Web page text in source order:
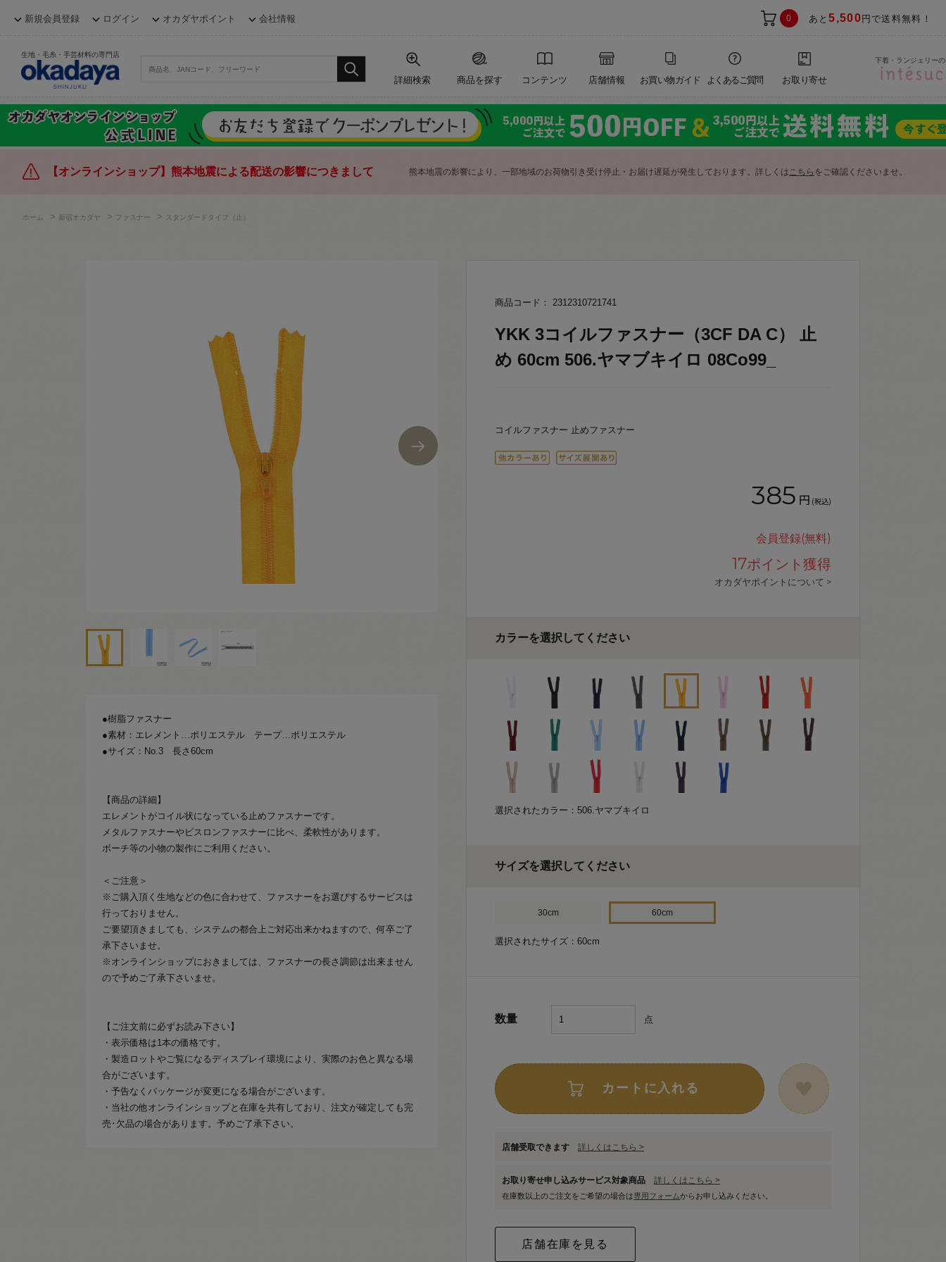
新規会員登録 ログイン オカダヤポイント 会社情報 0 あと5,500 円で送料無料！
生地・毛糸・手芸材料の専門店
詳細検索 商品を探す コンテンツ 店舗情報 お買い物ガイド よくあるご質問 お取り寄せ
下着・ランジェリー
【オンラインショップ】熊本地震による配送の影響につきまして 熊本地震の影響により、一部地域のお荷物引き受け停止・お届け遅延が発生しております。詳しくはこちら をご確認くださいませ。
ホーム > 新宿オカダヤ > ファスナー > スタンダードタイプ（止）
●樹脂ファスナー
●素材：エレメント…ポリエステル テープ…ポリエステル
●サイズ：No.3 長さ60cm
【商品の詳細】
エレメントがコイル状になっている止めファスナーです。
メタルファスナーやビスロンファスナーに比べ、柔軟性があります。
ボーチ等の小物の製作にご利用ください。
＜ご注意＞
※ご購入頂く生地などの色に合わせて、ファスナーをお選びするサービスは
行っておりません。
ご要望頂きましても、システムの都合上ご対応出来かねますので、何卒ご了
承下さいませ。
※オンラインショップにおきましては、ファスナーの長さ調節は出来ません
ので予めご了承下さいませ。
【ご注文前に必ずお読み下さい】
・表示価格は1本の価格です。
・製造ロットやご覧になるディスプレイ環境により、実際のお色と異なる場
合がございます。
・予告なくパッケージが変更になる場合がございます。
・当社の他オンラインショップと在庫を共有しており、注文が確定しても完
売･欠品の場合があります。予めご了承下さい。
商品コード： 2312310721741
YKK 3コイルファスナー（3CF DA C） 止
め 60cm 506.ヤマブキイロ 08Co99_
コイルファスナー 止めファスナー
385 円 (税込)
会員登録(無料)
17ポイント獲得
オカダヤポイントについて >
カラーを選択してください
選択されたカラー：506.ヤマブキイロ
サイズを選択してください
30cm 60cm
選択されたサイズ：60cm
数量 点
カートに入れる
店舗受取できます 詳しくはこちら >
お取り寄せ申し込みサービス対象商品 詳しくはこちら >
在庫数以上のご注文をご希望の場合は専用フォームからお申し込みください。